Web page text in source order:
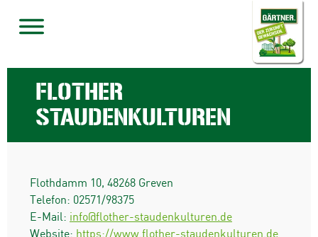
FLOTHER
STAUDENKULTUREN
Flothdamm 10, 48268 Greven
Telefon: 02571/98375
E-Mail: info@flother-staudenkulturen.de
Website: https://www.flother-staudenkulturen.de